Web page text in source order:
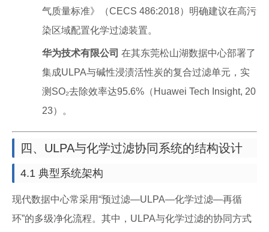
气质量标准》（CECS 486:2018）明确建议在高污
染区域配置化学过滤装置。
华为技术有限公司 在其东莞松山湖数据中心部署了
集成ULPA与碱性浸渍活性炭的复合过滤单元，实
测SO₂去除效率达95.6%（Huawei Tech Insight, 20
23）。
四、ULPA与化学过滤协同系统的结构设计
4.1 典型系统架构
现代数据中心常采用“预过滤—ULPA—化学过滤—再循
环”的多级净化流程。其中，ULPA与化学过滤的协同方式